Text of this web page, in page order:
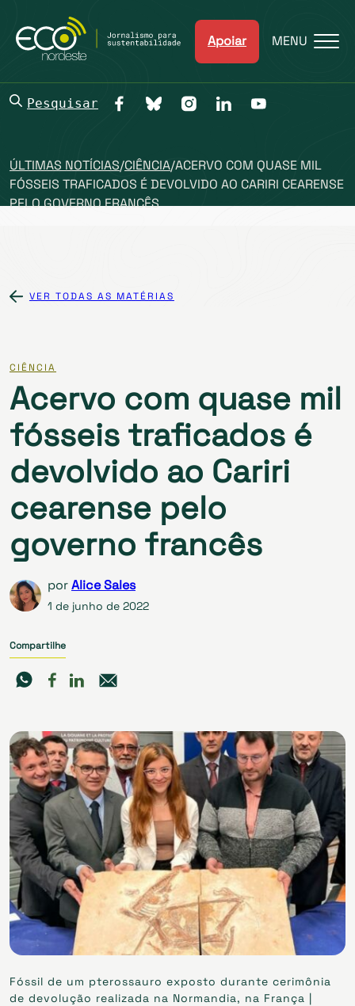
Apoiar MENU
Pesquisar
ÚLTIMAS NOTÍCIAS/CIÊNCIA/ACERVO COM QUASE MIL
FÓSSEIS TRAFICADOS É DEVOLVIDO AO CARIRI CEARENSE
PELO GOVERNO FRANCÊS
VER TODAS AS MATÉRIAS
CIÊNCIA
Acervo com quase mil
fósseis traficados é
devolvido ao Cariri
cearense pelo
governo francês
porAlice Sales
1 de junho de 2022
Compartilhe
Fóssil de um pterossauro exposto durante cerimônia
de devolução realizada na Normandia, na França |